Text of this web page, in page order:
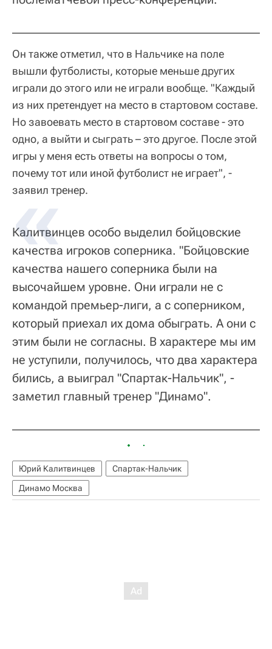
Он также отметил, что в Нальчике на поле
вышли футболисты, которые меньше других
играли до этого или не играли вообще. "Каждый
из них претендует на место в стартовом составе.
Но завоевать место в стартовом составе - это
одно, а выйти и сыграть – это другое. После этой
игры у меня есть ответы на вопросы о том,
почему тот или иной футболист не играет", -
заявил тренер.
Калитвинцев особо выделил бойцовские
качества игроков соперника. "Бойцовские
качества нашего соперника были на
высочайшем уровне. Они играли не с
командой премьер-лиги, а с соперником,
который приехал их дома обыграть. А они с
этим были не согласны. В характере мы им
не уступили, получилось, что два характера
бились, а выиграл "Спартак-Нальчик", -
заметил главный тренер "Динамо".
Юрий Калитвинцев
Спартак-Нальчик
Динамо Москва